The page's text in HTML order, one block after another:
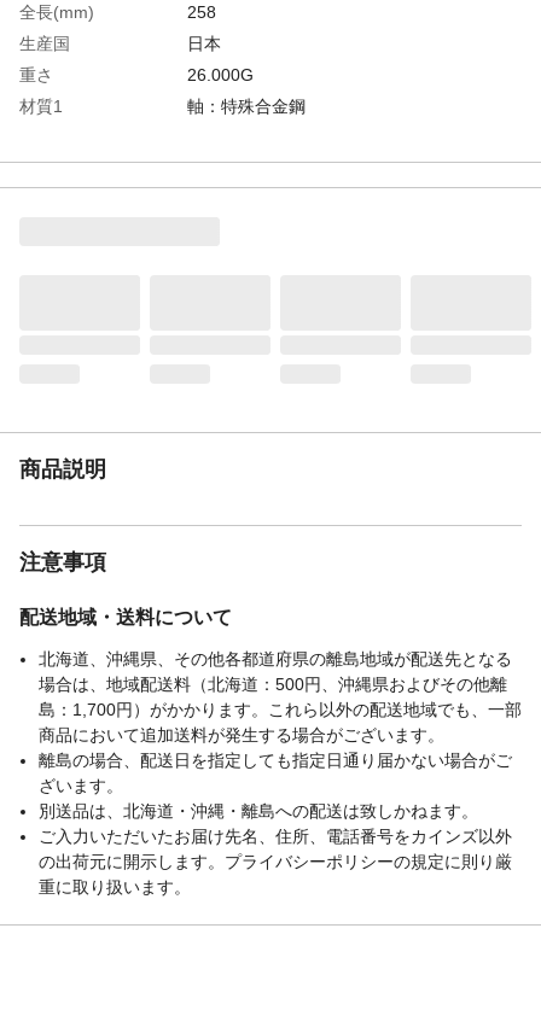
全長(mm)
258
生産国
日本
重さ
26.000G
材質1
軸：特殊合金鋼
樹脂
商品説明
注意事項
配送地域・送料について
北海道、沖縄県、その他各都道府県の離島地域が配送先となる
場合は、地域配送料（北海道：500円、沖縄県およびその他離
島：1,700円）がかかります。これら以外の配送地域でも、一部
商品において追加送料が発生する場合がございます。
離島の場合、配送日を指定しても指定日通り届かない場合がご
ざいます。
別送品は、北海道・沖縄・離島への配送は致しかねます。
ご入力いただいたお届け先名、住所、電話番号をカインズ以外
の出荷元に開示します。プライバシーポリシーの規定に則り厳
重に取り扱います。